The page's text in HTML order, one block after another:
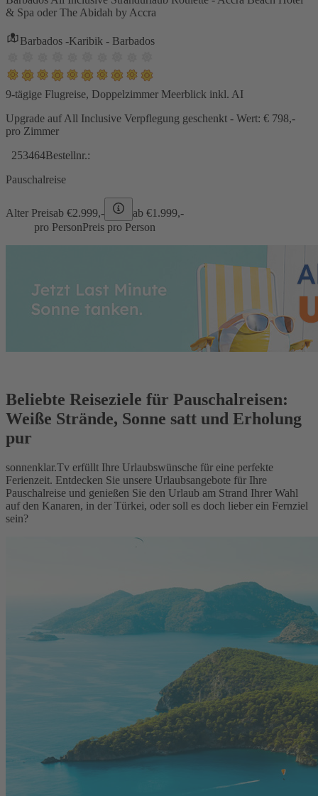
& Spa oder The Abidah by Accra
Barbados -Karibik - Barbados
9-tägige Flugreise, Doppelzimmer Meerblick inkl. AI
Upgrade auf All Inclusive Verpflegung geschenkt - Wert: € 798,-
pro Zimmer
253464Bestellnr.:
Pauschalreise
Alter Preisab €2.999,- ab €1.999,-
pro PersonPreis pro Person
Beliebte Reiseziele für Pauschalreisen:
Weiße Strände, Sonne satt und Erholung
pur
sonnenklar.Tv erfüllt Ihre Urlaubswünsche für eine perfekte
Ferienzeit. Entdecken Sie unsere Urlaubsangebote für Ihre
Pauschalreise und genießen Sie den Urlaub am Strand Ihrer Wahl
auf den Kanaren, in der Türkei, oder soll es doch lieber ein Fernziel
sein?